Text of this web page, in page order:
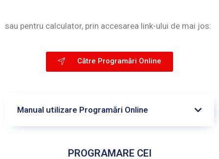
sau pentru calculator, prin accesarea link-ului de mai jos:
Către Programări Online
Manual utilizare Programări Online
PROGRAMARE CEI